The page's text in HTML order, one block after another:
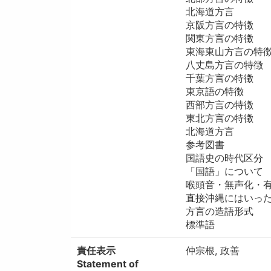
北海道方言
京阪方言の特徴
関東方言の特徴
東海東山方言の特
八丈島方言の特徴
千葉方言の特徴
東京語の特徴
西部方言の特徴
東北方言の特徴
北海道方言
参考図書
国語史の時代区分
「国語」について
喉頭音・無声化・
直接沖縄にはいっ
方言の造語形式
標準語
責任表示
Statement of
仲宗根, 政善